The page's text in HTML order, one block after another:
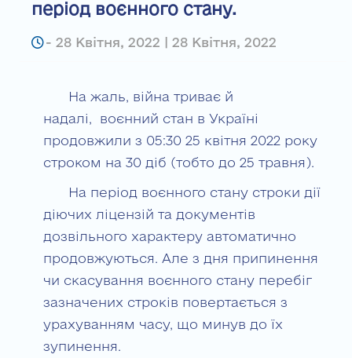
період воєнного стану.
- 28 Квітня, 2022 | 28 Квітня, 2022
На жаль, війна триває й
надалі, воєнний стан в Україні
продовжили з 05:30 25 квітня 2022 року
строком на 30 діб (тобто до 25 травня).
На період воєнного стану строки дії
діючих ліцензій та документів
дозвільного характеру автоматично
продовжуються. Але з дня припинення
чи скасування воєнного стану перебіг
зазначених строків повертається з
урахуванням часу, що минув до їх
зупинення.